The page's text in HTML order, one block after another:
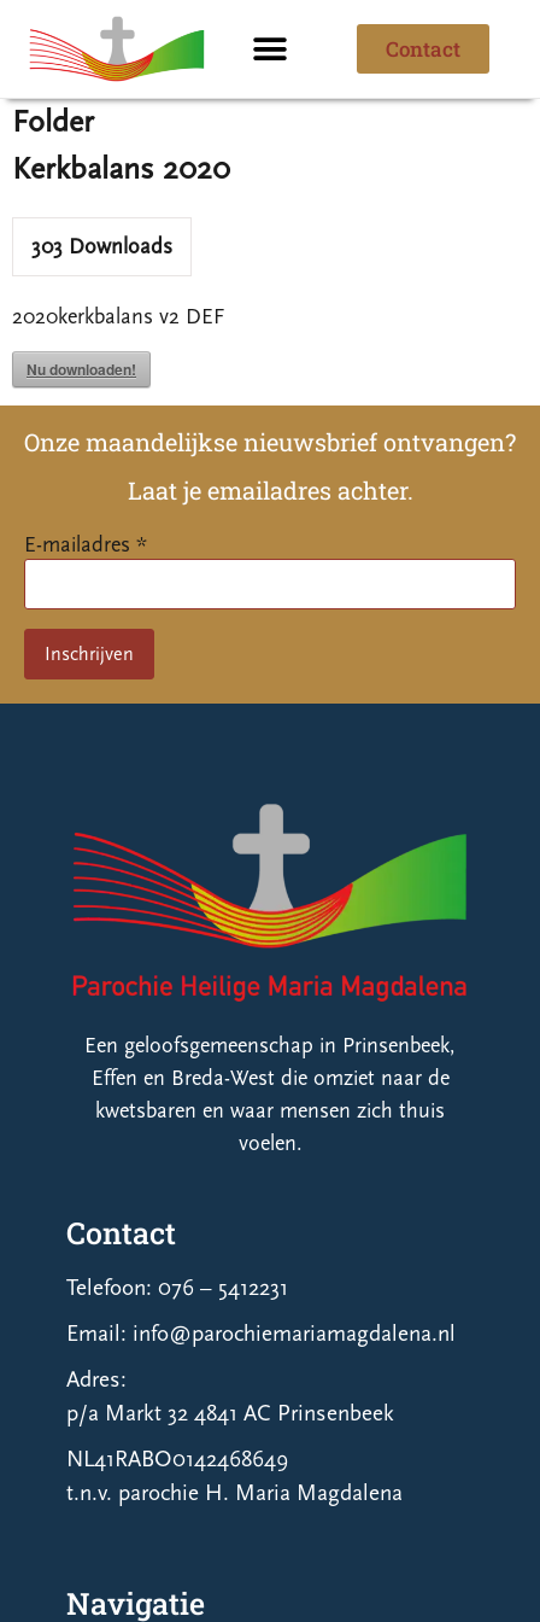
Contact
Folder
Kerkbalans 2020
303 Downloads
2020kerkbalans v2 DEF
Nu downloaden!
Onze maandelijkse nieuwsbrief ontvangen?
Laat je emailadres achter.
E-mailadres *
Een geloofsgemeenschap in Prinsenbeek,
Effen en Breda-West die omziet naar de
kwetsbaren en waar mensen zich thuis
voelen.
Contact
Telefoon: 076 – 5412231
Email: info@parochiemariamagdalena.nl
Adres:
p/a Markt 32 4841 AC Prinsenbeek
NL41RABO0142468649
t.n.v. parochie H. Maria Magdalena
Navigatie